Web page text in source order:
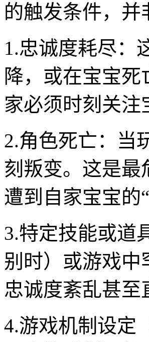
的触发条件，并
1.忠诚度耗尽：
降，或在宝宝
家必须时刻关
2.角色死亡：当
刻叛变。这是最
遭到自家宝宝的“
3.特定技能或道
别时）或游戏中
忠诚度紊乱甚至
4.游戏机制设定